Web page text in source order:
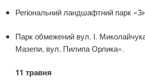
Регіональний ландшафтний парк
Парк обмежений вул. І.
Мазепи, вул. Пилипа Орлика».
11 травня